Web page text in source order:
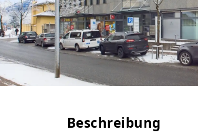
Beschreibung